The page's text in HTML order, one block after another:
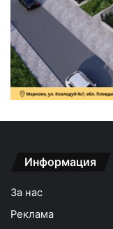
Информация
За нас
Реклама